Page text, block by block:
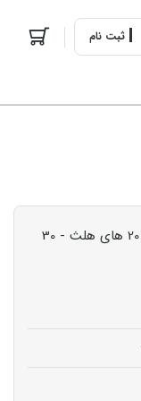
ثبت نام
کپسول فلیپ 20 های هلث - 30